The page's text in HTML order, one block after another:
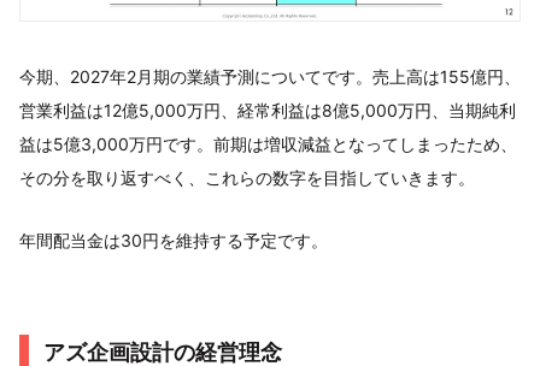
今期、2027年2月期の業績予測についてです。売上高は155億円、
営業利益は12億5,000万円、経常利益は8億5,000万円、当期純利
益は5億3,000万円です。前期は増収減益となってしまったため、
その分を取り返すべく、これらの数字を目指していきます。
年間配当金は30円を維持する予定です。
アズ企画設計の経営理念